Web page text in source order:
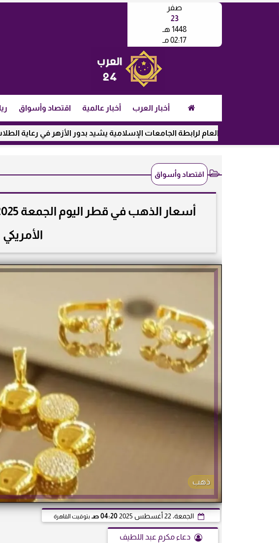
صفر
23
1448 هـ
02:17 مـ
أخبار العرب أخبار عالمية اقتصاد وأسواق
الأمين العام لرابطة الجامعات الإسلامية يشيد بدور الأزهر في رعاية الطلاب
اقتصاد وأسواق
الأمريكي
ذهب
الجمعة، 22 أغسطس 2025 04:20 صـ بتوقيت القاهرة
دعاء مكرم عبد اللطيف